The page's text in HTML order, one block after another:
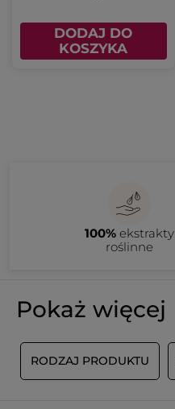
DODAJ DO
KOSZYKA
100% ekstrakty
roślinne
Pokaż więcej
RODZAJ PRODUKTU